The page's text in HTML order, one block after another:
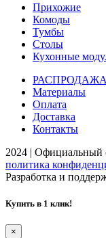
Прихожие
Комоды
Тумбы
Столы
Кухонные
РАСПРОДАЖА
Материалы
Оплата
Доставка
Контакты
2024 | Официальный
политика
Разработка и
Купить в 1 клик!
×